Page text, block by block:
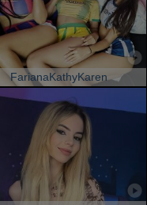
FarianaKathyKaren